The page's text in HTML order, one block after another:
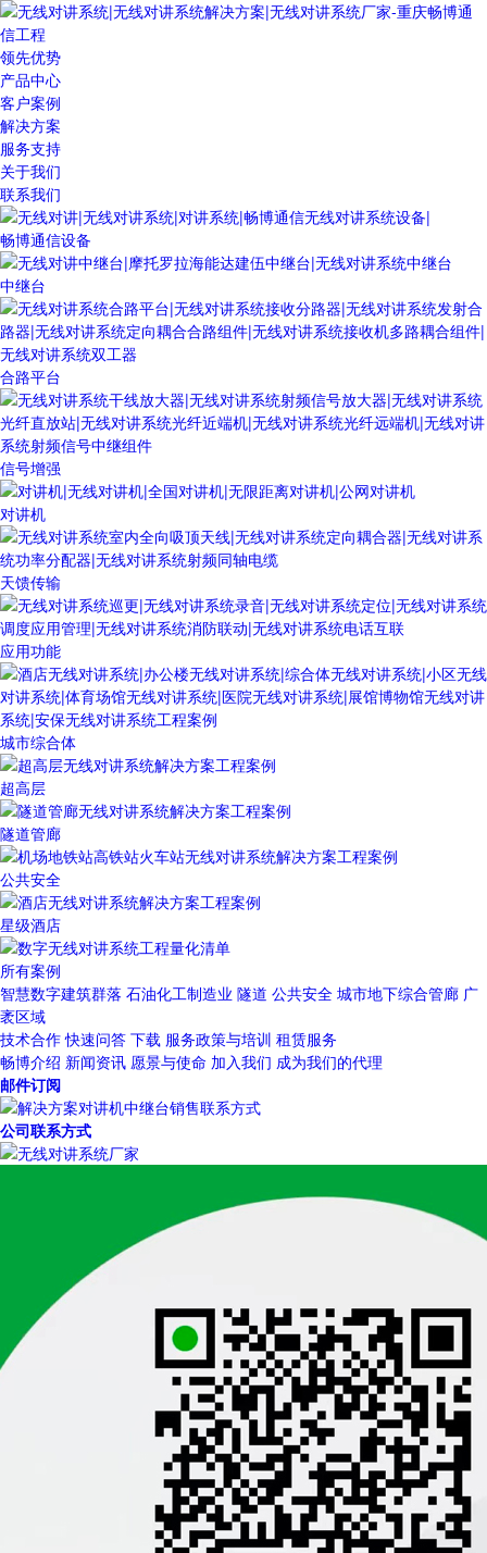
领先优势
产品中心
客户案例
解决方案
服务支持
关于我们
联系我们
畅博通信设备
中继台
合路平台
信号增强
对讲机
天馈传输
应用功能
城市综合体
超高层
隧道管廊
公共安全
星级酒店
所有案例
智慧数字建筑群落 石油化工制造业 隧道 公共安全 城市地下综合管廊 广
袤区域
技术合作 快速问答 下载 服务政策与培训 租赁服务
畅博介绍 新闻资讯 愿景与使命 加入我们 成为我们的代理
邮件订阅
公司联系方式